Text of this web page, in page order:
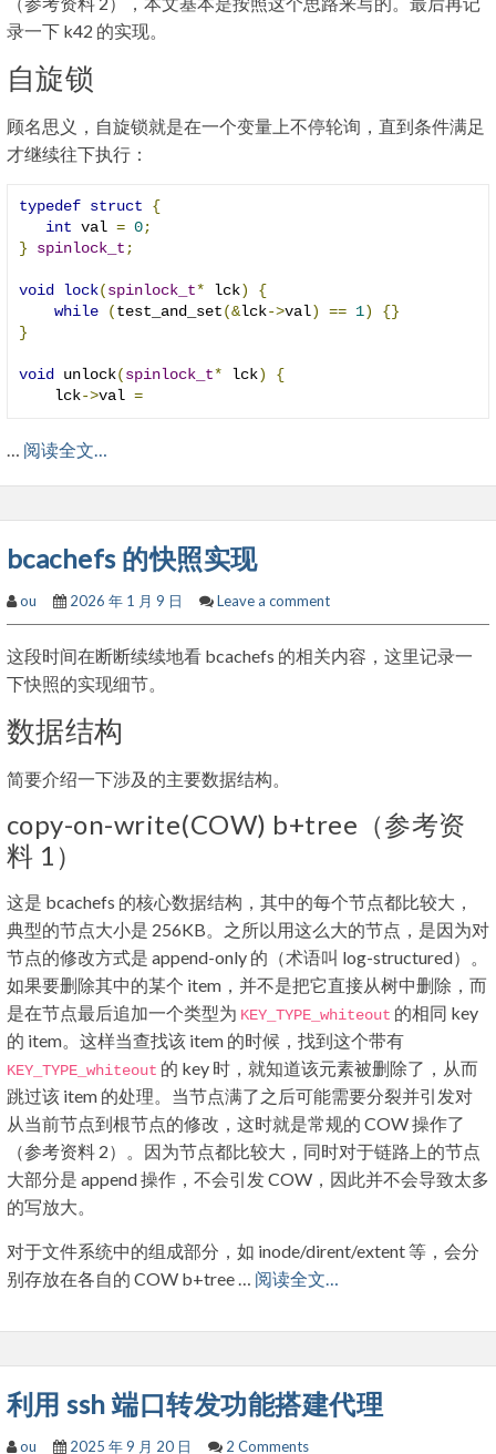
录一下 k42 的实现。
自旋锁
顾名思义，自旋锁就是在一个变量上不停轮询，直到条件满足
才继续往下执行：
typedef struct
{
int val = 0;
}
spinlock_t ;
void lock(spinlock_t* lck)
{
while
(test_and_set(&lck->val) == 1)
{}
}
void unlock(spinlock_t* lck)
{
    lck
->val =
… 阅读全文…
bcachefs 的快照实现
ou 2026 年 1 月 9 日 Leave a comment
这段时间在断断续续地看 bcachefs 的相关内容，这里记录一
下快照的实现细节。
数据结构
简要介绍一下涉及的主要数据结构。
copy-on-write(COW) b+tree（参考资
料 1）
这是 bcachefs 的核心数据结构，其中的每个节点都比较大，
典型的节点大小是 256KB。之所以用这么大的节点，是因为对
节点的修改方式是 append-only 的（术语叫 log-structured）。
如果要删除其中的某个 item，并不是把它直接从树中删除，而
是在节点最后追加一个类型为 KEY_TYPE_whiteout 的相同 key
的 item。这样当查找该 item 的时候，找到这个带有
KEY_TYPE_whiteout 的 key 时，就知道该元素被删除了，从而
跳过该 item 的处理。当节点满了之后可能需要分裂并引发对
从当前节点到根节点的修改，这时就是常规的 COW 操作了
（参考资料 2）。因为节点都比较大，同时对于链路上的节点
大部分是 append 操作，不会引发 COW，因此并不会导致太多
的写放大。
对于文件系统中的组成部分，如 inode/dirent/extent 等，会分
别存放在各自的 COW b+tree … 阅读全文…
利用 ssh 端口转发功能搭建代理
ou 2025 年 9 月 20 日 2 Comments